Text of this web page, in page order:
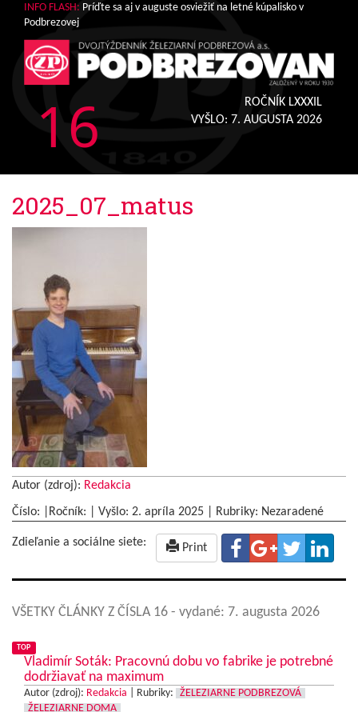
INFO FLASH: Príďte sa aj v auguste osviežiť na letné kúpalisko v
Podbrezovej
16
ROČNÍK LXXXIL
VYŠLO: 7. AUGUSTA 2026
2025_07_matus
Autor (zdroj): Redakcia
Číslo: |Ročník: | Vyšlo: 2. apríla 2025 Rubriky: Nezaradené
Zdieľanie a sociálne siete: Print
VŠETKY ČLÁNKY Z ČÍSLA 16 - vydané: 7. augusta 2026
TOP
Vladimír Soták: Pracovnú dobu vo fabrike je potrebné
dodržiavať na maximum
Autor (zdroj): Redakcia Rubriky:
ŽELEZIARNE PODBREZOVÁ
ŽELEZIARNE DOMA